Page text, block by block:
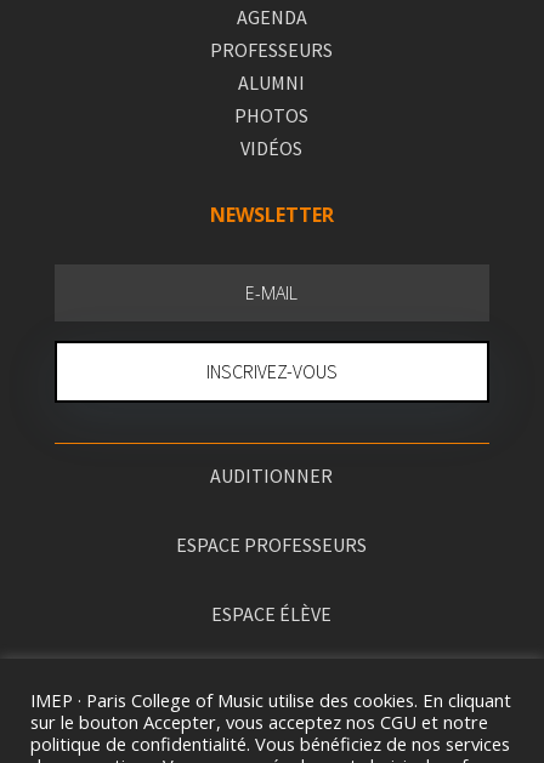
AGENDA
PROFESSEURS
ALUMNI
PHOTOS
VIDÉOS
NEWSLETTER
INSCRIVEZ-VOUS
AUDITIONNER
ESPACE PROFESSEURS
ESPACE ÉLÈVE
IMEP · Paris College of Music utilise des cookies. En cliquant
sur le bouton Accepter, vous acceptez nos CGU et notre
politique de confidentialité. Vous bénéficiez de nos services